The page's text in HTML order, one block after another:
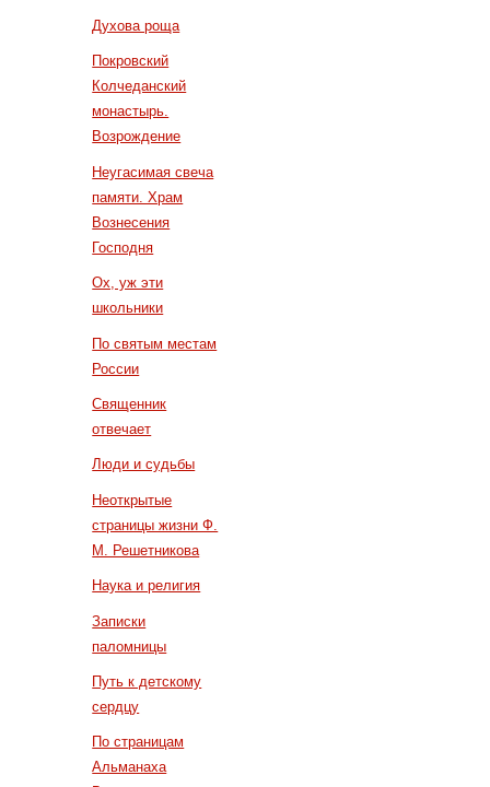
Духова роща
Покровский
Колчеданский
монастырь.
Возрождение
Неугасимая свеча
памяти. Храм
Вознесения
Господня
Ох, уж эти
школьники
По святым местам
России
Священник
отвечает
Люди и судьбы
Неоткрытые
страницы жизни Ф.
М. Решетникова
Наука и религия
Записки
паломницы
Путь к детскому
сердцу
По страницам
Альманаха